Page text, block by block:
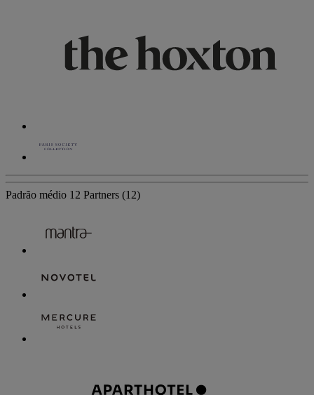
Padrão médio 12 Partners (12)